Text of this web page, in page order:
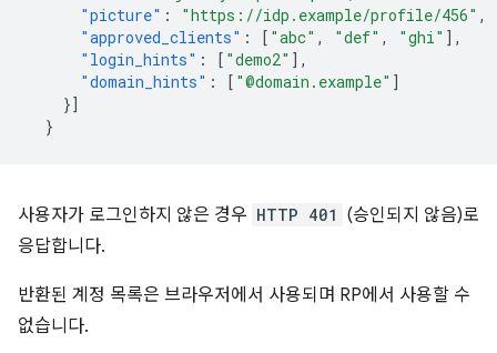
"picture" : "https://idp.example/profile/456" ,
"approved_clients" : [ "abc" , "def" , "ghi" ],
"login_hints" : [ "demo2" ],
"domain_hints" : [ "@domain.example" ]
}]
}
사용자가 로그인하지 않은 경우 HTTP 401 (승인되지 않음)로
응답합니다.
반환된 계정 목록은 브라우저에서 사용되며 RP에서 사용할 수
없습니다.